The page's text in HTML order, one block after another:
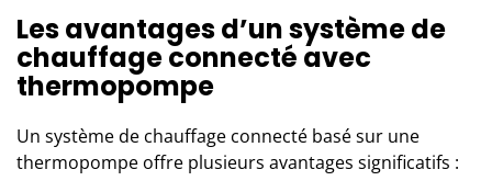
Les avantages d’un système de
chauffage connecté avec
thermopompe
Un système de chauffage connecté basé sur une
thermopompe offre plusieurs avantages significatifs :